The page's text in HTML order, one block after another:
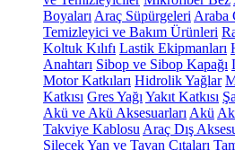
Boyaları Araç Süpürgeleri Araba
Temizleyici ve Bakım Ürünleri
Koltuk Kılıfı Lastik Ekipmanları
Anahtarı Sibop ve Sibop Kapağı
Motor Katkıları Hidrolik Yağlar
Katkısı Gres Yağı Yakıt Katkısı
Akü ve Akü Aksesuarları Akü
Takviye Kablosu Araç Dış
SilecekYan ve Tavan Çıtaları